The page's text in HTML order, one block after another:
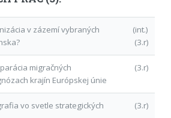
v zázemí vybraných
(int.)
(3.r)
migračných
krajín Európskej únie
(3.r)
vo svetle strategických
(3.r)